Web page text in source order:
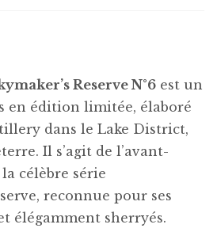
Reserve N°6 est un
en édition limitée, élaboré
dans le Lake District,
Il s’agit de l’avant-
célèbre série
reconnue pour ses
élégamment sherryés.